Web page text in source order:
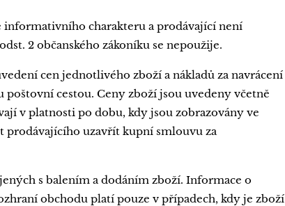
informativního charakteru a prodávající není
2 občanského zákoníku se nepoužije.
cen jednotlivého zboží a nákladů za navrácení
cestou. Ceny zboží jsou uvedeny včetně
v platnosti po dobu, kdy jsou zobrazovány ve
uzavřít kupní smlouvu za
s balením a dodáním zboží. Informace o
obchodu platí pouze v případech, kdy je zboží